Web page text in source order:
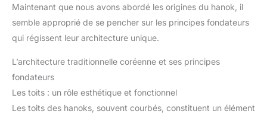
Maintenant que nous avons abordé les origines du hanok, il
semble approprié de se pencher sur les principes fondateurs
qui régissent leur architecture unique.
L’architecture traditionnelle coréenne et ses principes
fondateurs
Les toits : un rôle esthétique et fonctionnel
Les toits des hanoks, souvent courbés, constituent un élément